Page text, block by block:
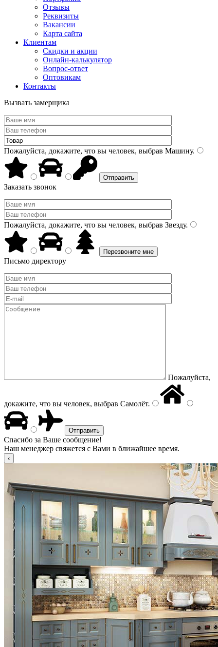
Отзывы
Реквизиты
Вакансии
Карта сайта
Клиентам
Скидки и акции
Онлайн-калькулятор
Вопрос-ответ
Оптовикам
Контакты
Вызвать замерщика
Пожалуйста, докажите, что вы человек, выбрав Машину.
Заказать звонок
Пожалуйста, докажите, что вы человек, выбрав Звезду.
Письмо директору
Пожалуйста,
докажите, что вы человек, выбрав Самолёт.
Спасибо за Ваше сообщение!
Наш менеджер свяжется с Вами в ближайшее время.